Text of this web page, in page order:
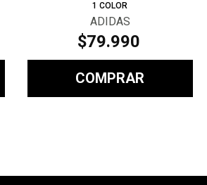
1 COLOR
ADIDAS
$79.990
COMPRAR